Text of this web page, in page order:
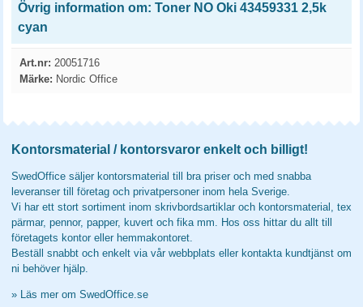
Övrig information om: Toner NO Oki 43459331 2,5k
cyan
Art.nr: 20051716
Märke: Nordic Office
Kontorsmaterial / kontorsvaror enkelt och billigt!
SwedOffice säljer kontorsmaterial till bra priser och med snabba
leveranser till företag och privatpersoner inom hela Sverige.
Vi har ett stort sortiment inom skrivbordsartiklar och kontorsmaterial, tex
pärmar, pennor, papper, kuvert och fika mm. Hos oss hittar du allt till
företagets kontor eller hemmakontoret.
Beställ snabbt och enkelt via vår webbplats eller kontakta kundtjänst om
ni behöver hjälp.
» Läs mer om SwedOffice.se